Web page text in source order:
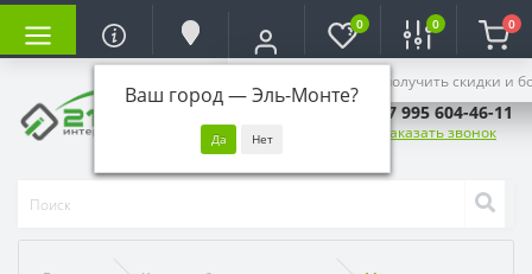
Ваш город —Эль-Монте?
Войдите, чтобы получить скидки и
0 0 0
+7 995 604-46-11
Заказать звонок